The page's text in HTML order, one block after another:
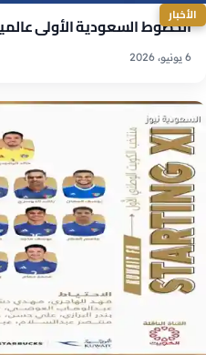
الأخبار
الخطوط السعودية الأولى
6 يونيو، 2026